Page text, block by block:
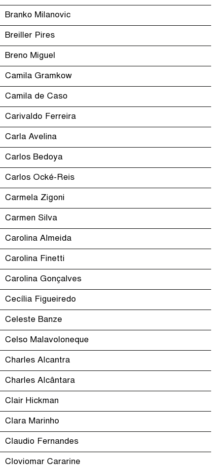
Branko Milanovic
Breiller Pires
Breno Miguel
Camila Gramkow
Camila de Caso
Carivaldo Ferreira
Carla Avelina
Carlos Bedoya
Carlos Ocké-Reis
Carmela Zigoni
Carmen Silva
Carolina Almeida
Carolina Finetti
Carolina Gonçalves
Cecília Figueiredo
Celeste Banze
Celso Malavoloneque
Charles Alcantra
Charles Alcântara
Clair Hickman
Clara Marinho
Claudio Fernandes
Cloviomar Cararine